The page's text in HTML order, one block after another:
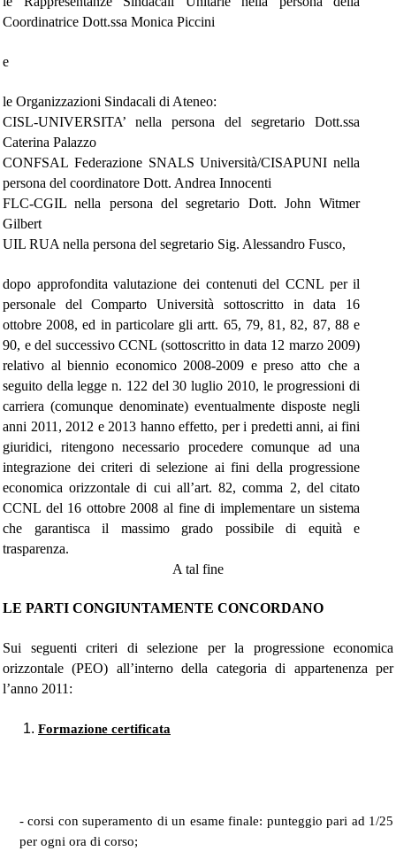
Coordinatrice Dott.ssa Monica Piccini
e
le Organizzazioni Sindacali di Ateneo:
CISL-UNIVERSITA’ nella persona del segretario Dott.ssa
Caterina Palazzo
CONFSAL Federazione SNALS Università/CISAPUNI nella
persona del coordinatore Dott. Andrea Innocenti
FLC-CGIL nella persona del segretario Dott. John Witmer
Gilbert
UIL RUA nella persona del segretario Sig. Alessandro Fusco,
dopo approfondita valutazione dei contenuti del CCNL per il
personale del Comparto Università sottoscritto in data 16
ottobre 2008, ed in particolare gli artt. 65, 79, 81, 82, 87, 88 e
90, e del successivo CCNL (sottoscritto in data 12 marzo 2009)
relativo al biennio economico 2008-2009 e preso atto che a
seguito della legge n. 122 del 30 luglio 2010, le progressioni di
carriera (comunque denominate) eventualmente disposte negli
anni 2011, 2012 e 2013 hanno effetto, per i predetti anni, ai fini
giuridici, ritengono necessario procedere comunque ad una
integrazione dei criteri di selezione ai fini della progressione
economica orizzontale di cui all’art. 82, comma 2, del citato
CCNL del 16 ottobre 2008 al fine di implementare un sistema
che garantisca il massimo grado possibile di equità e
trasparenza.
A tal fine
LE PARTI CONGIUNTAMENTE CONCORDANO
Sui seguenti criteri di selezione per la progressione economica
orizzontale (PEO) all’interno della categoria di appartenenza per
l’anno 2011:
Formazione certificata
- corsi con superamento di un esame finale: punteggio pari ad 1/25
per ogni ora di corso;